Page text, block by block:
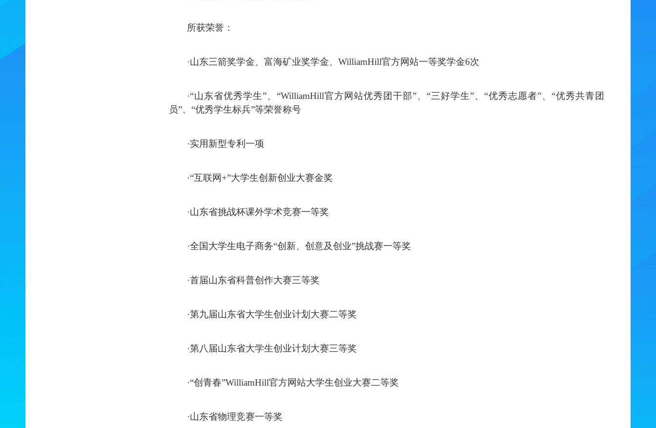
所获荣誉 ：
·山东三箭奖学金、富海矿业奖学金、WilliamHill官方网站一等奖学金6次
·“山东省优秀学生”、“WilliamHill官方网站优秀团干部”、“三好学生”、“优秀志愿者”、“优秀共青团
员”、“优秀学生标兵”等荣誉称号
·实用新型专利一项
·“互联网+”大学生创新创业大赛金奖
·山东省挑战杯课外学术竞赛一等奖
·全国大学生电子商务“创新、创意及创业”挑战赛一等奖
·首届山东省科普创作大赛三等奖
·第九届山东省大学生创业计划大赛二等奖
·第八届山东省大学生创业计划大赛三等奖
·“创青春”WilliamHill官方网站大学生创业大赛二等奖
·山东省物理竞赛一等奖